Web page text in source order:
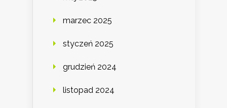
marzec 2025
styczeń 2025
grudzień 2024
listopad 2024